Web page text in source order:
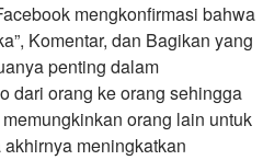
mengkonfirmasi bahwa
Komentar, dan Bagikan yang
penting dalam
dari orang ke orang sehingga
orang lain untuk
meningkatkan